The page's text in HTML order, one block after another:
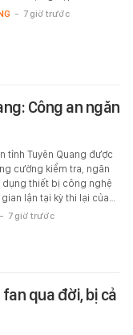
- 7 giờ trước
Công an ngăn
tỉnh Tuyên Quang được
cường kiểm tra, ngăn
dụng thiết bị công nghệ
lận tại kỳ thi lại của…
- 7 giờ trước
qua đời, bị cả